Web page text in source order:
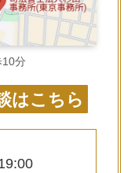
分
はこちら